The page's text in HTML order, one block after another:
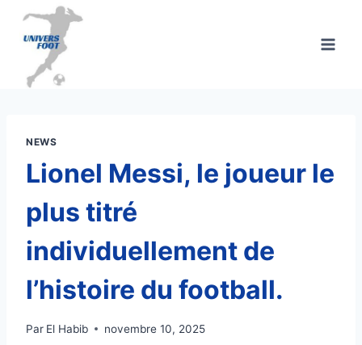
Aller
contenu
NEWS
Lionel Messi, le joueur le
plus titré
individuellement de
l’histoire du football.
Par El Habib novembre 10, 2025